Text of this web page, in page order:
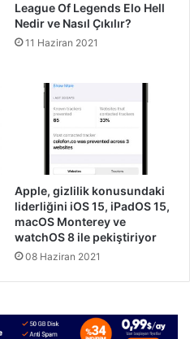
League Of Legends Elo Hell
Nedir ve Nasıl Çıkılır?
11 Haziran 2021
Apple, gizlilik konusundaki
liderliğini iOS 15, iPadOS 15,
macOS Monterey ve
watchOS 8 ile pekiştiriyor
08 Haziran 2021